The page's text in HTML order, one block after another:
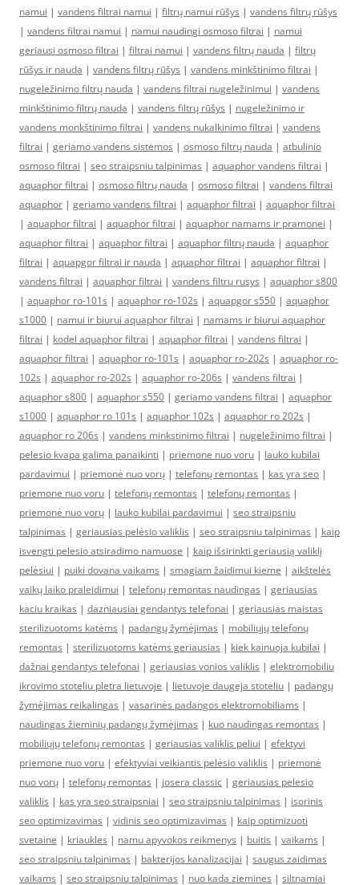
namui | vandens filtrai namui | filtrų namui rūšys | vandens filtrų rūšys
| vandens filtrai namui | namui naudingi osmoso filtrai | namui
geriausi osmoso filtrai | filtrai namui | vandens filtrų nauda | filtrų
rūšys ir nauda | vandens filtrų rūšys | vandens minkštinimo filtrai |
nugeležinimo filtrų nauda | vandens filtrai nugeležinimui | vandens
minkštinimo filtrų nauda | vandens filtrų rūšys | nugeležinimo ir
vandens monkštinimo filtrai | vandens nukalkinimo filtrai | vandens
filtrai | geriamo vandens sistemos | osmoso filtrų nauda | atbulinio
osmoso filtrai | seo straipsniu talpinimas | aquaphor vandens filtrai |
aquaphor filtrai | osmoso filtrų nauda | osmoso filtrai | vandens filtrai
aquaphor | geriamo vandens filtrai | aquaphor filtrai | aquaphor filtrai
| aquaphor filtrai | aquaphor filtrai | aquaphor namams ir pramonei |
aquaphor filtrai | aquaphor filtrai | aquaphor filtrų nauda | aquaphor
filtrai | aquapgor filtrai ir nauda | aquaphor filtrai | aquaphor filtrai |
vandens filtrai | aquaphor filtrai | vandens filtru rusys | aquaphor s800
| aquaphor ro-101s | aquaphor ro-102s | aquapgor s550 | aquaphor
s1000 | namui ir biurui aquaphor filtrai | namams ir biurui aquaphor
filtrai | kodel aquaphor filtrai | aquaphor filtrai | vandens filtrai |
aquaphor filtrai | aquaphor ro-101s | aquaphor ro-202s | aquaphor ro-
102s | aquaphor ro-202s | aquaphor ro-206s | vandens filtrai |
aquaphor s800 | aquaphor s550 | geriamo vandens filtrai | aquaphor
s1000 | aquaphor ro 101s | aquaphor 102s | aquaphor ro 202s |
aquaphor ro 206s | vandens minkstinimo filtrai | nugeležinimo filtrai |
pelesio kvapa galima panaikinti | priemone nuo voru | lauko kubilai
pardavimui | priemonė nuo vorų | telefonų remontas | kas yra seo |
priemone nuo voru | telefonų remontas | telefonų remontas |
priemonė nuo vorų | lauko kubilai pardavimui | seo straipsniu
talpinimas | geriausias pelėsio valiklis | seo straipsniu talpinimas | kaip
isvengti pelesio atsiradimo namuose | kaip išsirinkti geriausią valiklį
pelėsiui | puiki dovana vaikams | smagiam žaidimui kieme | aikštelės
vaikų laiko praleidimui | telefonų remontas naudingas | geriausias
kaciu kraikas | dazniausiai gendantys telefonai | geriausias maistas
sterilizuotoms katėms | padangų žymėjimas | mobiliųjų telefonų
remontas | sterilizuotoms katėms geriausias | kiek kainuoja kubilai |
dažnai gendantys telefonai | geriausias vonios valiklis | elektromobiliu
ikrovimo stoteliu pletra lietuvoje | lietuvoje daugeja stoteliu | padangų
žymėjimas reikalingas | vasarinės padangos elektromobiliams |
naudingas žieminių padangų žymėjimas | kuo naudingas remontas |
mobiliųjų telefonų remontas | geriausias valiklis peliui | efektyvi
priemone nuo voru | efektyviai veikiantis pelėsio valiklis | priemonė
nuo vorų | telefonų remontas | josera classic | geriausias pelesio
valiklis | kas yra seo straipsniai | seo straipsniu talpinimas | isorinis
seo optimizavimas | vidinis seo optimizavimas | kaip optimizuoti
svetaine | kriaukles | namu apyvokos reikmenys | buitis | vaikams |
seo straipsniu talpinimas | bakterijos kanalizacijai | saugus zaidimas
vaikams | seo straipsniu talpinimas | nuo kada ziemines | siltnamiai